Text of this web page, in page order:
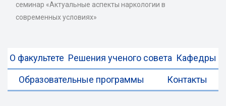
семинар «Актуальные аспекты наркологии в
современных условиях»
О факультете Решения ученого совета Кафедры
Образовательные программы Контакты